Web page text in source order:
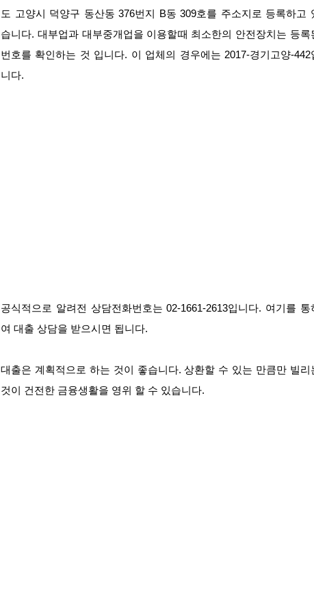
도 고양시 덕양구 동산동 376번지 B동 309호를 주소지로 등록하고
습니다. 대부업과 대부중개업을 이용할때 최소한의 안전장치는 등록
번호를 확인하는 것 입니다. 이 업체의 경우에는 2017-경기고양-442
니다.
공식적으로 알려전 상담전화번호는 02-1661-2613입니다. 여기를 통
여 대출 상담을 받으시면 됩니다.
대출은 계획적으로 하는 것이 좋습니다. 상환할 수 있는 만큼만 빌리
것이 건전한 금융생활을 영위 할 수 있습니다.